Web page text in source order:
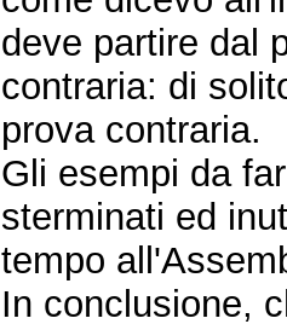
deve partire dal
contraria: di
prova contraria.
Gli esempi da
sterminati ed
tempo
In conclusione,